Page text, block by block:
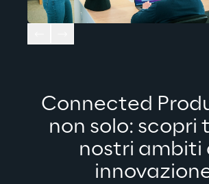
Connected
non solo: scopri
nostri ambiti